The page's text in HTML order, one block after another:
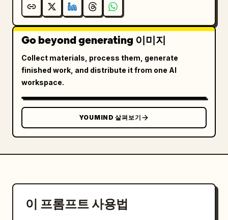
Go beyond generating 이미지
Collect materials, process them, generate
finished work, and distribute it from one AI
workspace.
YOUMIND 살펴보기
이 프롬프트 사용법